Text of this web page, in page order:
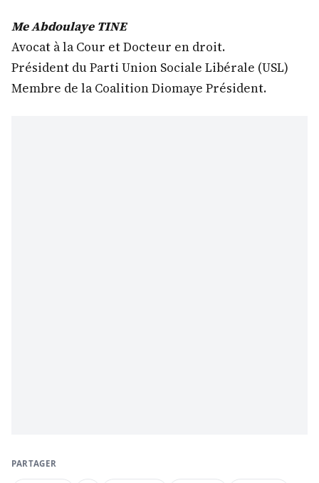
Me Abdoulaye TINE
Avocat à la Cour et Docteur en droit.
Président du Parti Union Sociale Libérale (USL)
Membre de la Coalition Diomaye Président.
PARTAGER